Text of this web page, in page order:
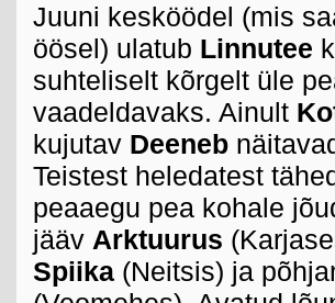
Juuni kesköödel (mis
öösel) ulatub Linnutee
suhteliselt kõrgelt üle
vaadeldavaks. Ainult
kujutav Deeneb
Teistest heledatest
peaaegu pea kohale
jääv Arktuurus
Spiika (Neitsis) ja